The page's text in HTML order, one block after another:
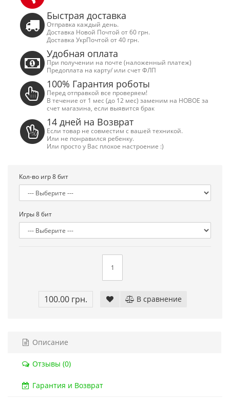
Сега Мега Драйв 2 (ОРИГИНАЛЬНОЕ
1 250.00 грн.
2 445.00
Быстрая доставка
Отправка каждый день.
Доставка Новой Почтой от 60 грн.
Доставка УкрПочтой от 40 грн.
Удобная оплата
При получении на почте (наложенный платеж)
Предоплата на карту/ или счет ФЛП
100% Гарантия роботы
Перед отправкой все проверяем!
В течение от 1 мес (до 12 мес) заменим на НОВОЕ за
счет магазина, если выявится брак
14 дней на Возврат
Если товар не совместим с вашей техникой.
Или не понравился ребенку.
Или просто у Вас плохое настроение :)
Кол-во игр 8 бит
Игры 8 бит
100.00 грн. В сравнение
Описание
Отзывы (0)
Гарантия и Возврат